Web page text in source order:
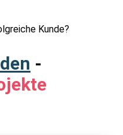
Kunde?
-